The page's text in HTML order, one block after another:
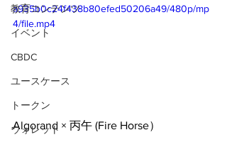
教育コンテンツ
イベント
CBDC
ユースケース
トークン
ウォレット
a935b0c24f438b80efed50206a49/480p/mp
4/file.mp4
Algorand × 丙午 (Fire Horse）